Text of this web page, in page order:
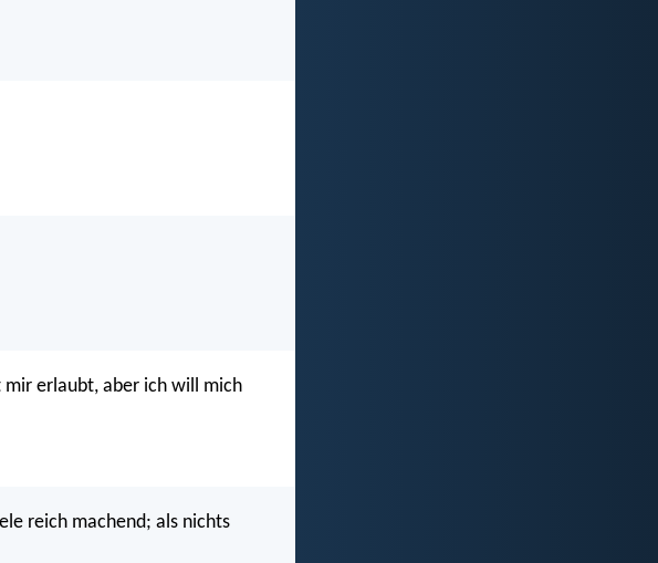
erlaubt, aber ich will mich
reich machend; als nichts